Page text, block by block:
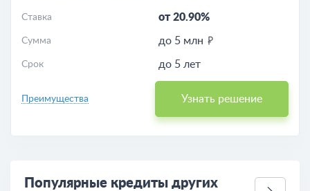
Ставка от 20.90%
Сумма до 5 млн
Срок до 5 лет
Преимущества Узнать решение
Популярные кредиты других